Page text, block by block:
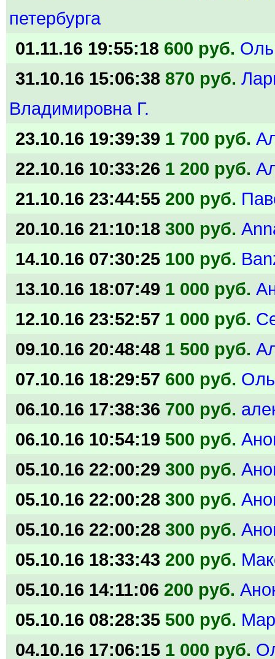
петербурга
01.11.16 19:55:18 600 руб.
31.10.16 15:06:38 870 руб.
Владимировна Г.
23.10.16 19:39:39 1 700 руб.
22.10.16 10:33:26 1 200 руб.
21.10.16 23:44:55 200 руб.
20.10.16 21:10:18 300 руб.
14.10.16 07:30:25 100 руб.
13.10.16 18:07:49 1 000 руб.
12.10.16 23:52:57 1 000 руб.
09.10.16 20:48:48 1 500 руб.
07.10.16 18:29:57 600 руб.
06.10.16 17:38:36 700 руб.
06.10.16 10:54:19 500 руб.
05.10.16 22:00:29 300 руб.
05.10.16 22:00:28 300 руб.
05.10.16 22:00:28 300 руб.
05.10.16 18:33:43 200 руб.
05.10.16 14:11:06 200 руб.
05.10.16 08:28:35 500 руб.
04.10.16 17:06:15 1 000 руб.